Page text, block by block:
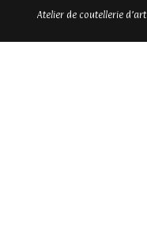
Atelier de coutellerie d’art